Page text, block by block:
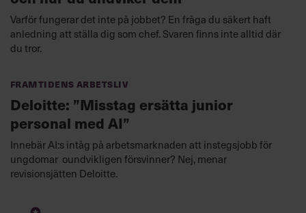
Varför fungerar det inte på jobbet? En fråga du säkert haft
anledning att ställa dig som chef. Svaren finns inte alltid där
du tror.
Framtidens arbetsliv
Deloitte: ”Misstag ersätta junior
personal med AI”
Innebär AI:s intåg på arbetsmarknaden att instegsjobb för
ungdomar oundvikligen försvinner? Nej, menar
revisionsjätten Deloitte.